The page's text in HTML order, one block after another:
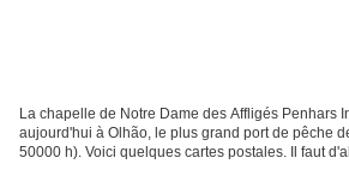
La chapelle de Notre Dame des Affligés Penhars
aujourd'hui à Olhão, le plus grand port de pêche
50000 h). Voici quelques cartes postales. Il faut